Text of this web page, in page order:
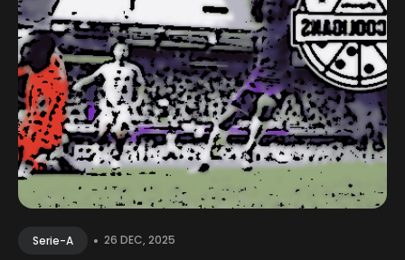
Serie-A • 26 DEC, 2025